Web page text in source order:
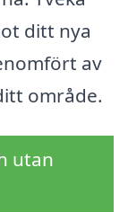
ditt nya
av
område.
utan